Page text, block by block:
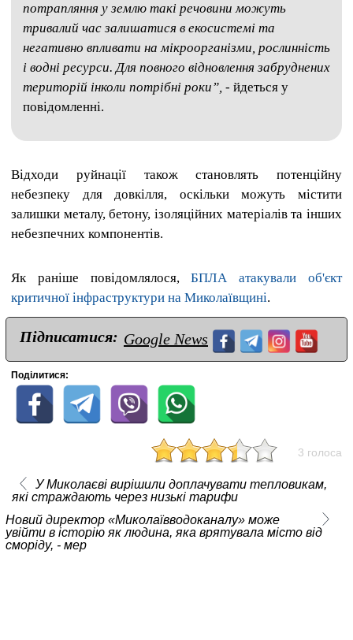
потрапляння у землю такі речовини можуть
тривалий час залишатися в екосистемі та
негативно впливати на мікроорганізми, рослинність
і водні ресурси. Для повного відновлення забруднених
територій інколи потрібні роки”, - йдеться у
повідомленні.
Відходи руйнації також становлять потенційну
небезпеку для довкілля, оскільки можуть містити
залишки металу, бетону, ізоляційних матеріалів та інших
небезпечних компонентів.
Як раніше повідомлялося,БПЛА атакували об'єкт
критичної інфраструктури на Миколаївщині.
Підписатися: Google News
Поділитися:
3 голоса
У Миколаєві вирішили доплачувати тепловикам,
які страждають через низькі тарифи
Новий директор «Миколаївводоканалу» може
увійти в історію як людина, яка врятувала місто від
сморіду, - мер